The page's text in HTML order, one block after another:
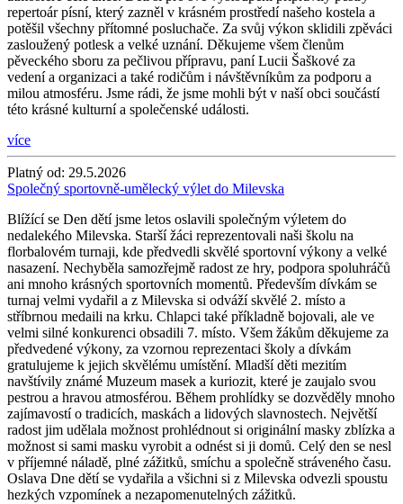
repertoár písní, který zazněl v krásném prostředí našeho kostela a
potěšil všechny přítomné posluchače. Za svůj výkon sklidili zpěváci
zasloužený potlesk a velké uznání. Děkujeme všem členům
pěveckého sboru za pečlivou přípravu, paní Lucii Šaškové za
vedení a organizaci a také rodičům i návštěvníkům za podporu a
milou atmosféru. Jsme rádi, že jsme mohli být v naší obci součástí
této krásné kulturní a společenské události.
více
Platný od: 29.5.2026
Společný sportovně-umělecký výlet do Milevska
Blížící se Den dětí jsme letos oslavili společným výletem do
nedalekého Milevska. Starší žáci reprezentovali naši školu na
florbalovém turnaji, kde předvedli skvělé sportovní výkony a velké
nasazení. Nechyběla samozřejmě radost ze hry, podpora spoluhráčů
ani mnoho krásných sportovních momentů. Především dívkám se
turnaj velmi vydařil a z Milevska si odváží skvělé 2. místo a
stříbrnou medaili na krku. Chlapci také příkladně bojovali, ale ve
velmi silné konkurenci obsadili 7. místo. Všem žákům děkujeme za
předvedené výkony, za vzornou reprezentaci školy a dívkám
gratulujeme k jejich skvělému umístění. Mladší děti mezitím
navštívily známé Muzeum masek a kuriozit, které je zaujalo svou
pestrou a hravou atmosférou. Během prohlídky se dozvěděly mnoho
zajímavostí o tradicích, maskách a lidových slavnostech. Největší
radost jim udělala možnost prohlédnout si originální masky zblízka a
možnost si sami masku vyrobit a odnést si ji domů. Celý den se nesl
v příjemné náladě, plné zážitků, smíchu a společně stráveného času.
Oslava Dne dětí se vydařila a všichni si z Milevska odvezli spoustu
hezkých vzpomínek a nezapomenutelných zážitků.